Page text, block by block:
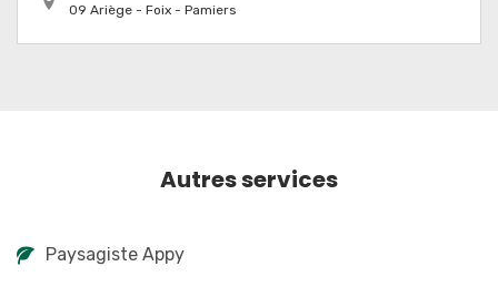
09 Ariège - Foix - Pamiers
Autres services
Paysagiste Appy